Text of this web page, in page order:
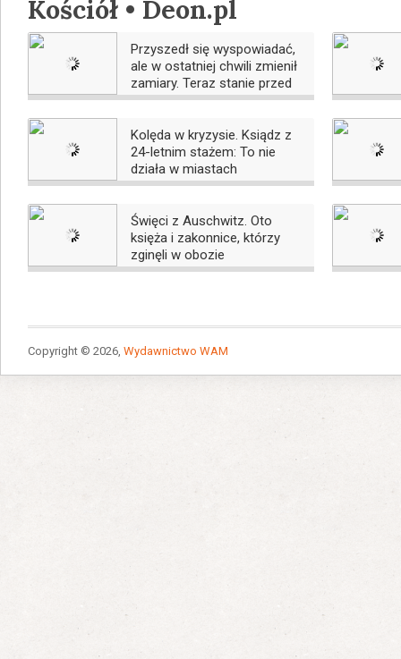
Kościół • Deon.pl
Przyszedł się wyspowiadać,
ale w ostatniej chwili zmienił
zamiary. Teraz stanie przed
sądem
Kolęda w kryzysie. Ksiądz z
24-letnim stażem: To nie
działa w miastach
Święci z Auschwitz. Oto
księża i zakonnice, którzy
zginęli w obozie
Copyright © 2026, Wydawnictwo WAM